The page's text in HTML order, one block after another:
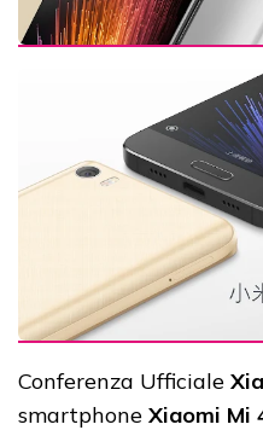
Conferenza Ufficiale
smartphone Xiaomi Mi